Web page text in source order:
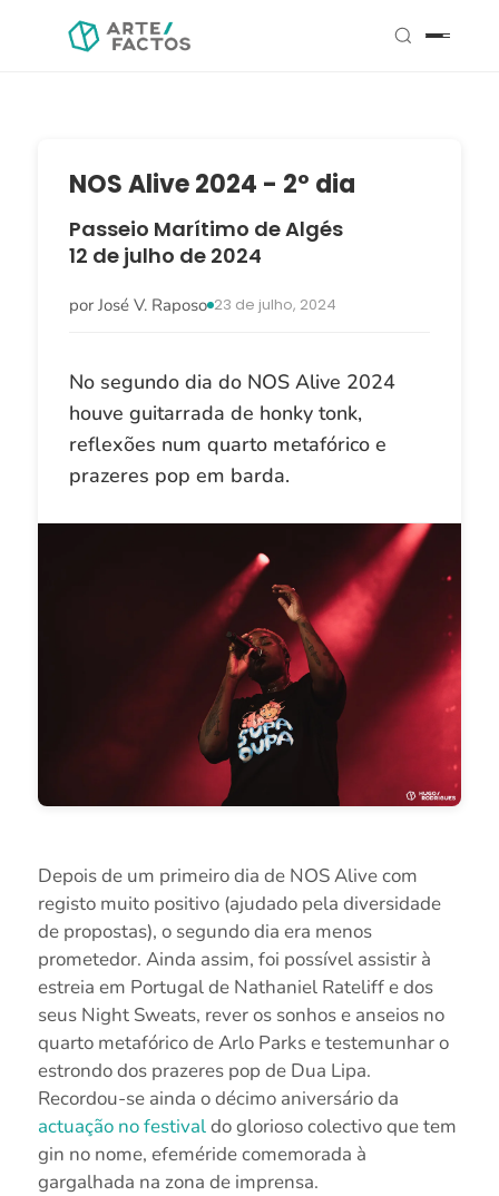
NOS Alive 2024 - 2º dia
Passeio Marítimo de Algés
12 de julho de 2024
por José V. Raposo 23 de julho, 2024
No segundo dia do NOS Alive 2024
houve guitarrada de honky tonk,
reflexões num quarto metafórico e
prazeres pop em barda.
Depois de um primeiro dia de NOS Alive com
registo muito positivo (ajudado pela diversidade
de propostas), o segundo dia era menos
prometedor. Ainda assim, foi possível assistir à
estreia em Portugal de Nathaniel Rateliff e dos
seus Night Sweats, rever os sonhos e anseios no
quarto metafórico de Arlo Parks e testemunhar o
estrondo dos prazeres pop de Dua Lipa.
Recordou-se ainda o décimo aniversário da
actuação no festivaldo glorioso colectivo que tem
gin no nome, efeméride comemorada à
gargalhada na zona de imprensa.